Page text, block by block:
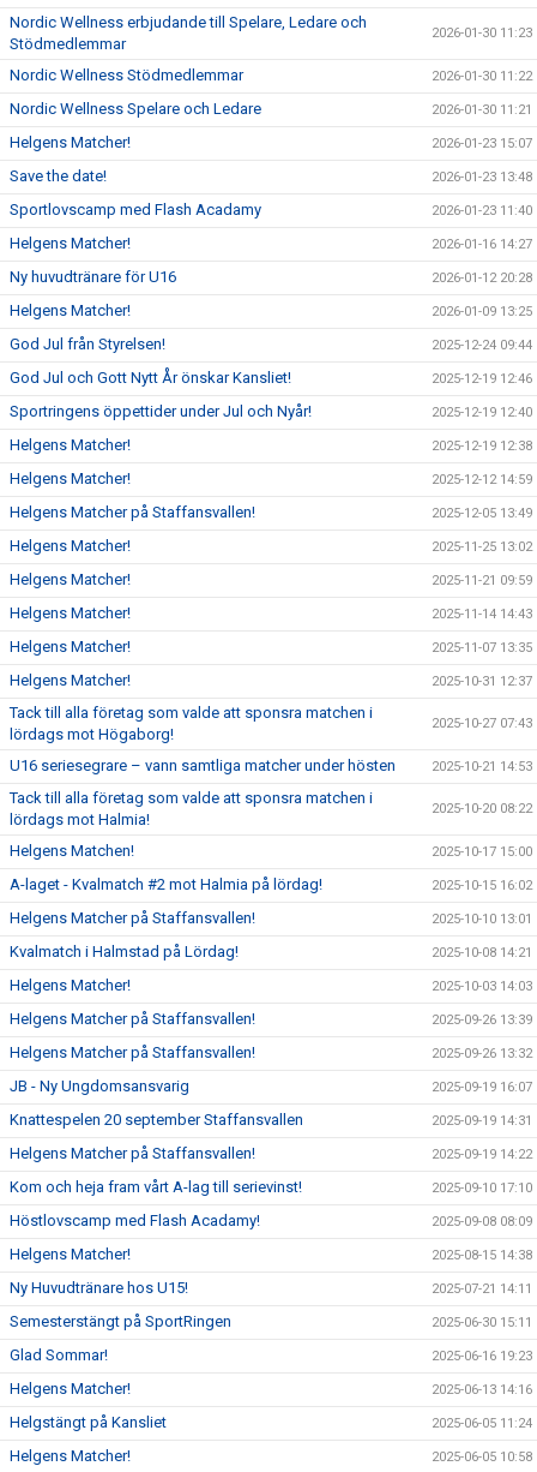
Nordic Wellness erbjudande till Spelare, Ledare och
Stödmedlemmar
2026-01-30 11:23
Nordic Wellness Stödmedlemmar 2026-01-30 11:22
Nordic Wellness Spelare och Ledare 2026-01-30 11:21
Helgens Matcher! 2026-01-23 15:07
Save the date! 2026-01-23 13:48
Sportlovscamp med Flash Acadamy 2026-01-23 11:40
Helgens Matcher! 2026-01-16 14:27
Ny huvudtränare för U16 2026-01-12 20:28
Helgens Matcher! 2026-01-09 13:25
God Jul från Styrelsen! 2025-12-24 09:44
God Jul och Gott Nytt År önskar Kansliet! 2025-12-19 12:46
Sportringens öppettider under Jul och Nyår! 2025-12-19 12:40
Helgens Matcher! 2025-12-19 12:38
Helgens Matcher! 2025-12-12 14:59
Helgens Matcher på Staffansvallen! 2025-12-05 13:49
Helgens Matcher! 2025-11-25 13:02
Helgens Matcher! 2025-11-21 09:59
Helgens Matcher! 2025-11-14 14:43
Helgens Matcher! 2025-11-07 13:35
Helgens Matcher! 2025-10-31 12:37
Tack till alla företag som valde att sponsra matchen i
lördags mot Högaborg!
2025-10-27 07:43
U16 seriesegrare – vann samtliga matcher under hösten 2025-10-21 14:53
Tack till alla företag som valde att sponsra matchen i
lördags mot Halmia!
2025-10-20 08:22
Helgens Matchen! 2025-10-17 15:00
A-laget - Kvalmatch #2 mot Halmia på lördag! 2025-10-15 16:02
Helgens Matcher på Staffansvallen! 2025-10-10 13:01
Kvalmatch i Halmstad på Lördag! 2025-10-08 14:21
Helgens Matcher! 2025-10-03 14:03
Helgens Matcher på Staffansvallen! 2025-09-26 13:39
Helgens Matcher på Staffansvallen! 2025-09-26 13:32
JB - Ny Ungdomsansvarig 2025-09-19 16:07
Knattespelen 20 september Staffansvallen 2025-09-19 14:31
Helgens Matcher på Staffansvallen! 2025-09-19 14:22
Kom och heja fram vårt A-lag till serievinst! 2025-09-10 17:10
Höstlovscamp med Flash Acadamy! 2025-09-08 08:09
Helgens Matcher! 2025-08-15 14:38
Ny Huvudtränare hos U15! 2025-07-21 14:11
Semesterstängt på SportRingen 2025-06-30 15:11
Glad Sommar! 2025-06-16 19:23
Helgens Matcher! 2025-06-13 14:16
Helgstängt på Kansliet 2025-06-05 11:24
Helgens Matcher! 2025-06-05 10:58